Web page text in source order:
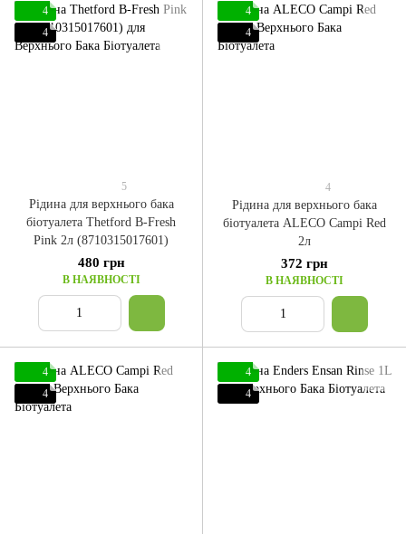
4
4
5
Рідина для верхнього бака
біотуалета Thetford B-Fresh
Pink 2л (8710315017601)
480 грн
В НАЯВНОСТІ
4
4
4
Рідина для верхнього бака
біотуалета ALECO Campi Red
2л
372 грн
В НАЯВНОСТІ
4
4
4
4